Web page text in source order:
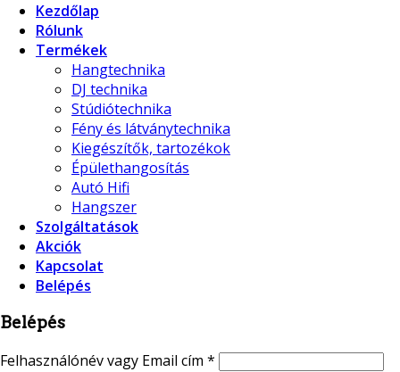
Kezdőlap
Rólunk
Termékek
Hangtechnika
DJ technika
Stúdiótechnika
Fény és látványtechnika
Kiegészítők, tartozékok
Épülethangosítás
Autó Hifi
Hangszer
Szolgáltatások
Akciók
Kapcsolat
Belépés
Belépés
Felhasználónév vagy Email cím *